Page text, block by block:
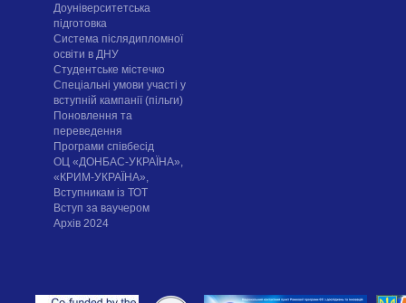
Доуніверситетська
підготовка
Система післядипломної
освіти в ДНУ
Cтудентське містечко
Спеціальні умови участі у
вступній кампанії (пільги)
Поновлення та
переведення
Програми співбесід
ОЦ «ДОНБАС-УКРАЇНА»,
«КРИМ-УКРАЇНА»,
Вступникам із ТОТ
Вступ за ваучером
Архів 2024